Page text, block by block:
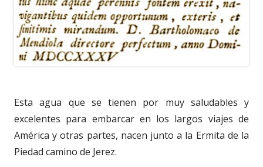
Esta agua que se tienen por muy saludables y
excelentes para embarcar en los largos viajes de
América y otras partes, nacen junto a la Ermita de la
Piedad camino de Jerez.